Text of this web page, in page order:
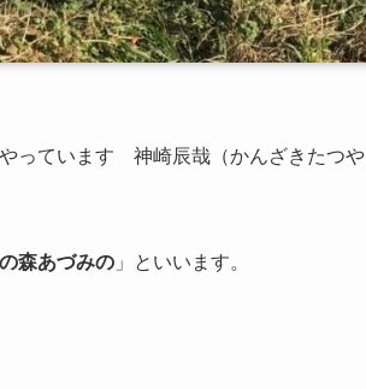
っています 神崎辰哉（かんざきたつや
森あづみの 」といいます。